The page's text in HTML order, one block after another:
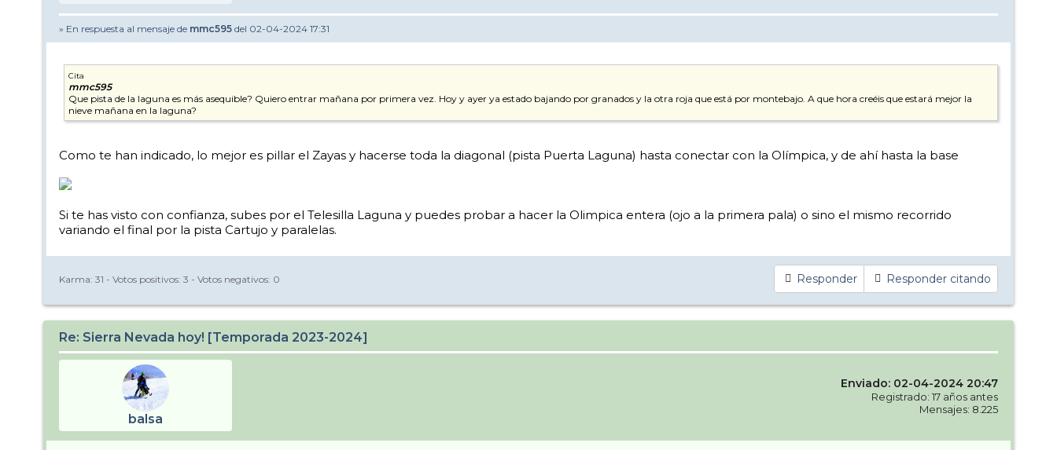
» En respuesta al mensaje de mmc595 del 02-04-2024 17:31
Cita
mmc595
Que pista de la laguna es más asequible? Quiero entrar mañana por primera vez. Hoy y ayer ya estado bajando por granados y la otra roja que está por montebajo. A que hora creéis que estará mejor la
nieve mañana en la laguna?
Como te han indicado, lo mejor es pillar el Zayas y hacerse toda la diagonal (pista Puerta Laguna) hasta conectar con la Olímpica, y de ahí hasta la base
Si te has visto con confianza, subes por el Telesilla Laguna y puedes probar a hacer la Olimpica entera (ojo a la primera pala) o sino el mismo recorrido
variando el final por la pista Cartujo y paralelas.
Responder Responder citando
Karma: 31 - Votos positivos: 3 - Votos negativos: 0
Re: Sierra Nevada hoy! [Temporada 2023-2024]
balsa
Enviado: 02-04-2024 20:47
Registrado: 17 años antes
Mensajes: 8.225